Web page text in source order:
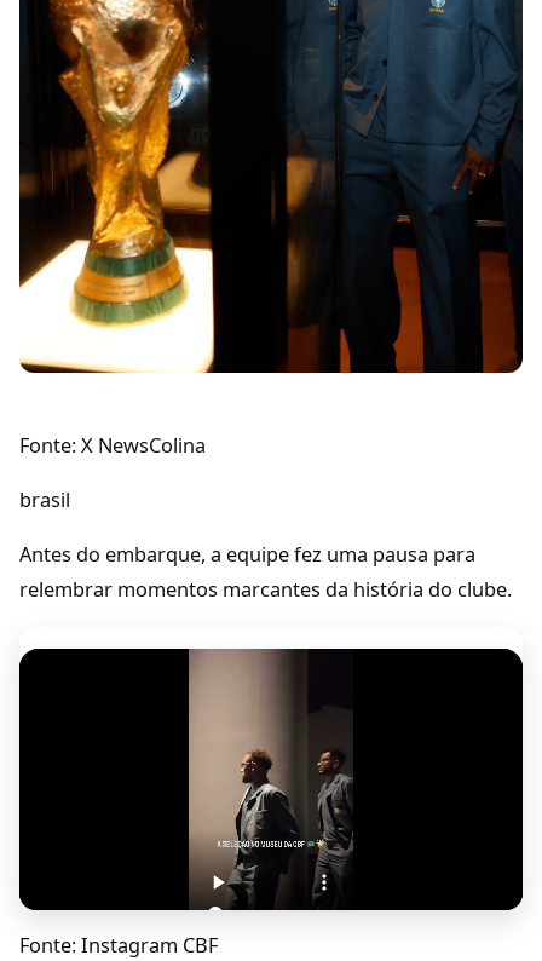
Fonte: X NewsColina
brasil
Antes do embarque, a equipe fez uma pausa para
relembrar momentos marcantes da história do clube.
Fonte: Instagram CBF